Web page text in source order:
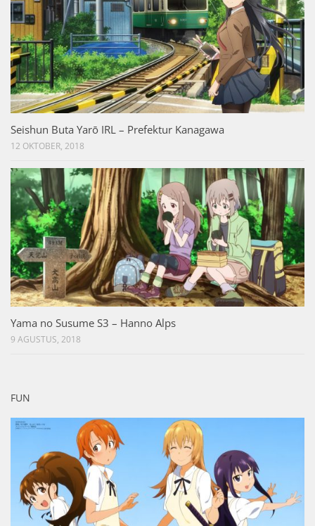
Seishun Buta Yarō IRL – Prefektur Kanagawa
12 OKTOBER, 2018
Yama no Susume S3 – Hanno Alps
9 AGUSTUS, 2018
FUN